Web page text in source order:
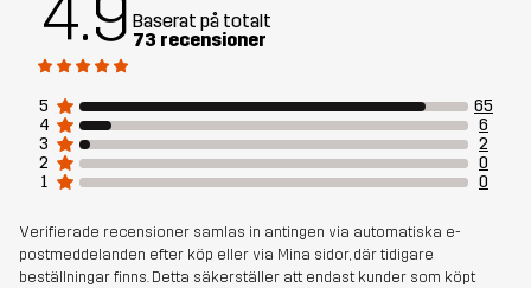
Vikt 164g i storlek M
Hållbarhet
Skapad för LÖPNING OCH TRÄNING
Artikelnummer 11191_2593
4.9 Baserat på totalt
73 recensioner
5
65
4
6
3
2
2
0
1
0
Verifierade recensioner samlas in antingen via automatiska e-
postmeddelanden efter köp eller via Mina sidor, där tidigare
beställningar finns. Detta säkerställer att endast kunder som köpt